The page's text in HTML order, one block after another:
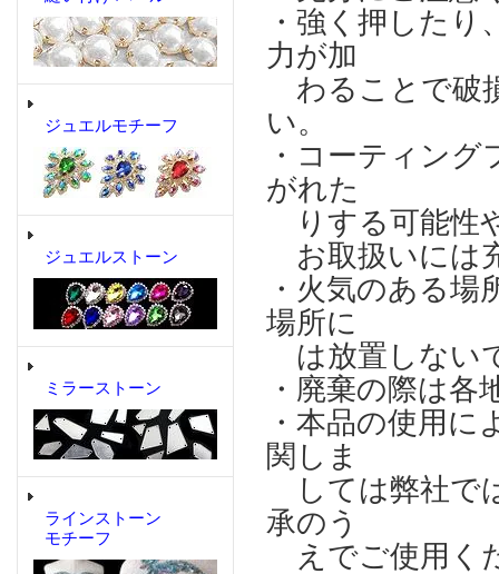
ジュエルモチーフ
ジュエルストーン
ミラーストーン
ラインストーン
モチーフ
・強く押した
力が加
わることで破
い。
・コーティン
がれた
りする可能性
お取扱いには
・火気のある場
場所に
は放置しない
・廃棄の際は
・本品の使用
関しま
しては弊社で
承のう
えでご使用く